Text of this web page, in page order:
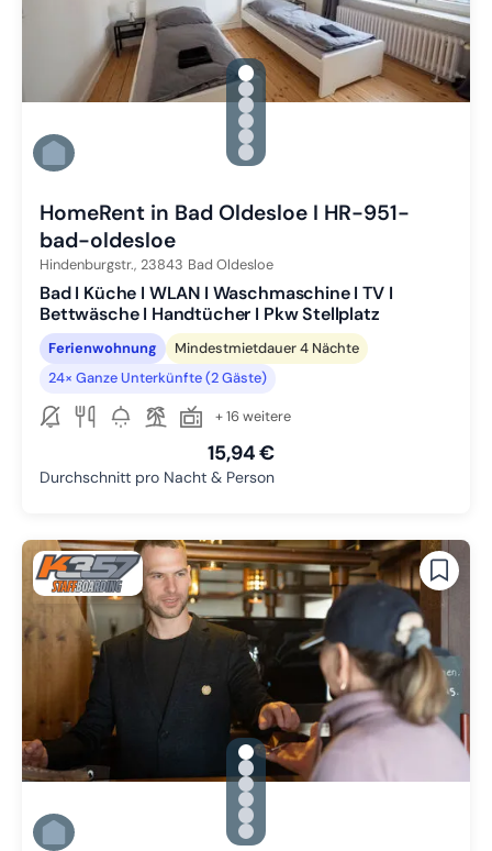
gallery.slide_selector
Zu Slide 1 wechseln
Zu Slide 2 wechseln
Zu Slide 3 wechseln
Zu Slide 4 wechseln
Zu Slide 5 wechseln
Zu Slide 6 wechseln
HomeRent in Bad Oldesloe I HR-951-
bad-oldesloe
Hindenburgstr., 23843 Bad Oldesloe
Bad I Küche I WLAN I Waschmaschine I TV I
Bettwäsche I Handtücher I Pkw Stellplatz
Ferienwohnung
Mindestmietdauer 4 Nächte
24× Ganze Unterkünfte (2 Gäste)
+ 16 weitere
15,94 €
Durchschnitt pro Nacht & Person
gallery.slide_selector
Zu Slide 1 wechseln
Zu Slide 2 wechseln
Zu Slide 3 wechseln
Zu Slide 4 wechseln
Zu Slide 5 wechseln